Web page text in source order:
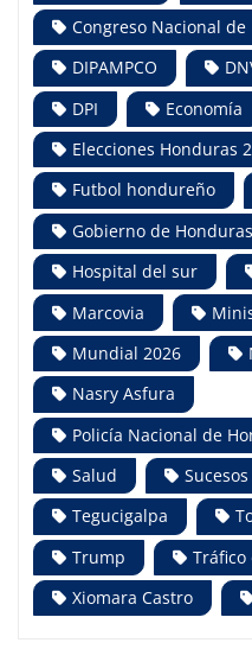
Congreso Nacional de
DIPAMPCO
DPI
Economía
Elecciones Honduras
Futbol hondureño
Gobierno de Honduras
Hospital del sur
Marcovia
Mundial 2026
Nasry Asfura
Policía Nacional de
Salud
Tegucigalpa
Trump
Tráfico
Xiomara Castro